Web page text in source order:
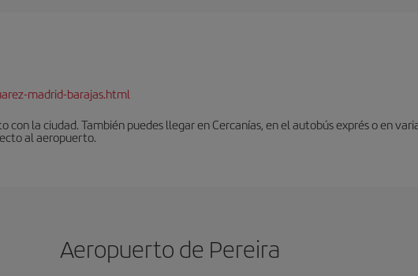
madrid-barajas.html
la ciudad. También puedes llegar en Cercanías, en el autobús exprés o en
al aeropuerto.
Aeropuerto de Pereira